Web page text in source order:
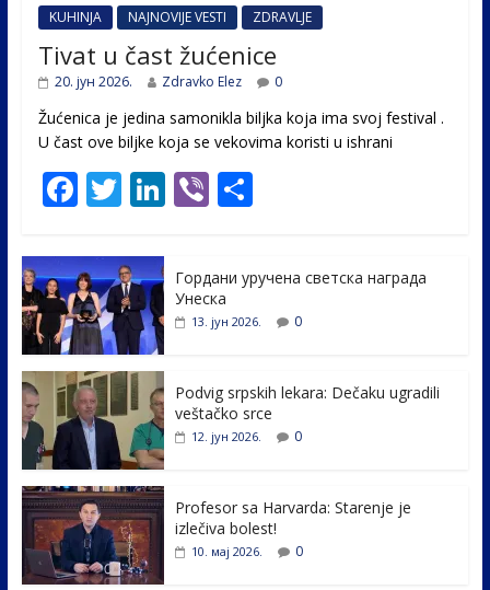
KUHINJA NAJNOVIJE VESTI ZDRAVLJE
Tivat u čast žućenice
20. јун 2026. Zdravko Elez 0
Žućenica je jedina samonikla biljka koja ima svoj festival .
U čast ovе biljke koja se vekovima koristi u ishrani
F
e
b
o
o
k
T
itt
er
Li
e
dI
Vi S
e
Гордани уручена светска награда
Унеска
13. јун 2026. 0
Podvig srpskih lekara: Dečaku ugradili
veštačko srce
12. јун 2026. 0
Profesor sa Harvarda: Starenje je
izlečiva bolest!
10. мај 2026. 0